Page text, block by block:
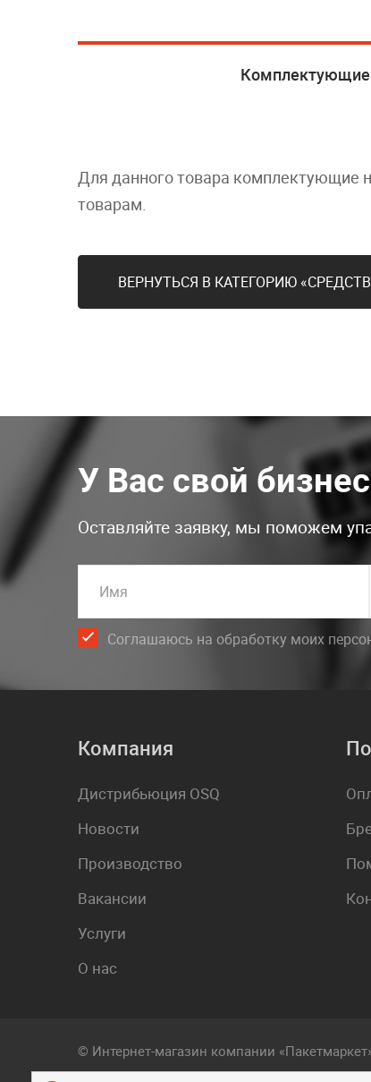
Комплектующие
Для данного товара комплектующие
товарам.
ВЕРНУТЬСЯ В КАТЕГОРИЮ
У Вас свой
Оставляйте заявку, мы поможем
Имя
Соглашаюсь на обработку моих
Компания
Дистрибьюция OSQ
Новости
Производство
Вакансии
Услуги
О нас
© Интернет-магазин компании